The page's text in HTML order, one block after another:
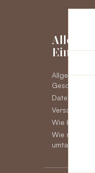
Alles
Einkauf
Allgemeine
Datenschutz
Versand
Wie bezahlen
Wie man
umtauscht